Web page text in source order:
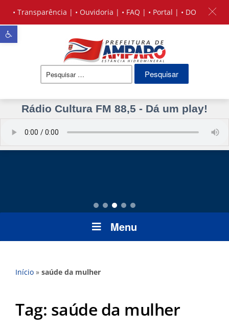
Barra de Ferramentas Aberta
Pesquisar
Rádio Cultura FM 88,5 - Dá um play!
Menu
Início » saúde da mulher
Tag: saúde da mulher
• Transparência | • Ouvidoria | • FAQ | • Portal | • DO